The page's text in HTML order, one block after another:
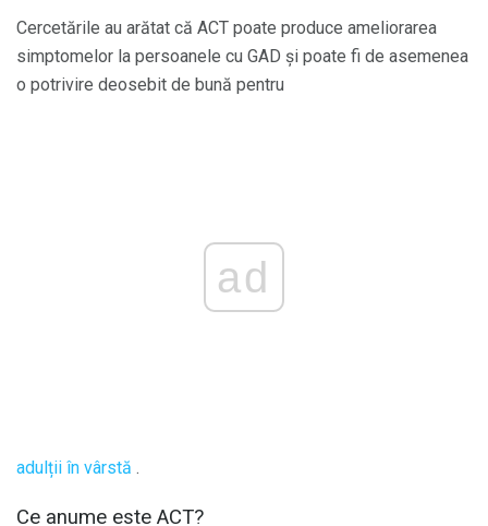
Cercetările au arătat că ACT poate produce ameliorarea
simptomelor la persoanele cu GAD și poate fi de asemenea
o potrivire deosebit de bună pentru
ad
adulții în vârstă .
Ce anume este ACT?